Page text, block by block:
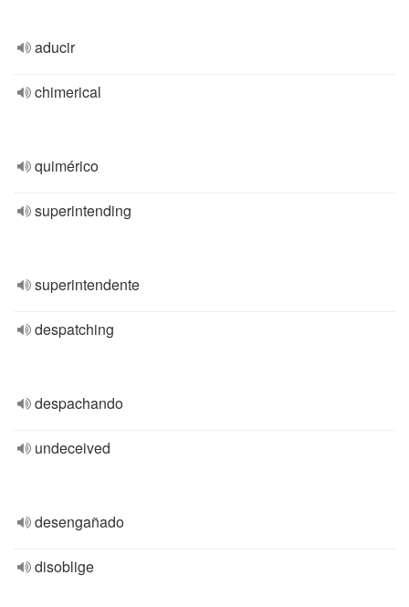
aducir
chimerical
quimérico
superintending
superintendente
despatching
despachando
undeceived
desengañado
disoblige